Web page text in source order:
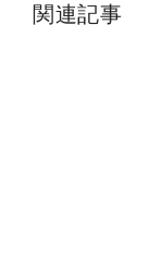
関連記事